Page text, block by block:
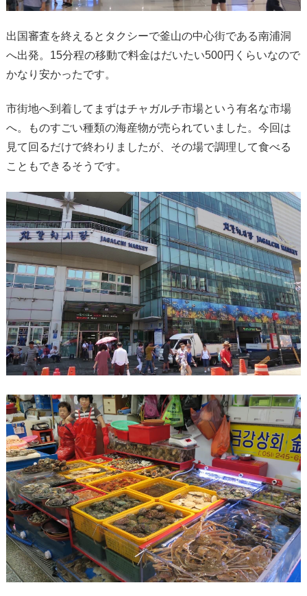
出国審査を終えるとタクシーで釜山の中心街である南浦洞
へ出発。15分程の移動で料金はだいたい500円くらいなので
かなり安かったです。
市街地へ到着してまずはチャガルチ市場という有名な市場
へ。ものすごい種類の海産物が売られていました。今回は
見て回るだけで終わりましたが、その場で調理して食べる
こともできるそうです。